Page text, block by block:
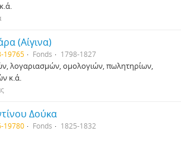
(Αίγινα)
19765 Fonds 1798-1827
λογαριασμών, ομολογιών, πωλητηρίων,
κ.ά.
Δούκα
19780 Fonds 1825-1832